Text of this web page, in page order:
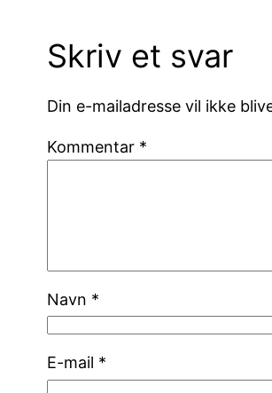
Skriv et svar
Din e-mailadresse vil ikke
Kommentar *
Navn *
E-mail *